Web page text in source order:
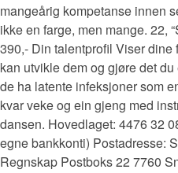
mangeårig kompetanse innen
ikke en farge, men mange. 22,
390,- Din talentprofil Viser dine
kan utvikle dem og gjøre det
de ha latente infeksjoner som
kvar veke og ein gjeng med
dansen. Hovedlaget: 4476 32
egne bankkonti) Postadresse:
Regnskap Postboks 22 7760